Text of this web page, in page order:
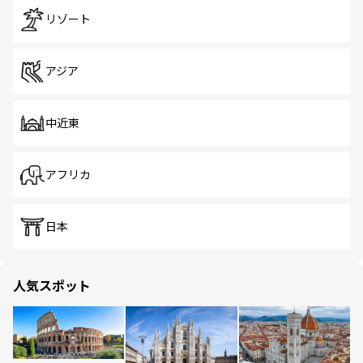
リゾート
アジア
中近東
アフリカ
日本
人気スポット